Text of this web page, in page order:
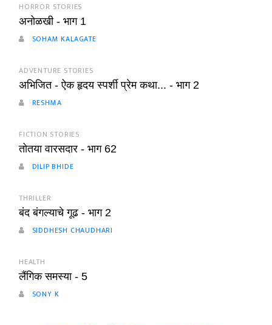
HORROR STORIES
अनोळखी - भाग 1
SOHAM KALAGATE
ADVENTURE STORIES
अभिजित - ऐक हृदय स्पर्शी प्रेम कथा... - भाग 2
RESHMA
FICTION STORIES
तोतया वारसदार - भाग 62
DILIP BHIDE
THRILLER
बंद बंगल्याचे गूढ - भाग 2
SIDDHESH CHAUDHARI
HEALTH
लैंगिक समस्या - 5
SONY K